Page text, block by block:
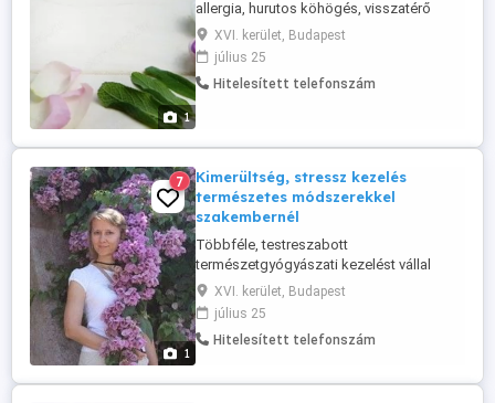
1
allergia, hurutos köhögés, visszatérő
megfázás vagy gyenge légzésfunkció
nehezíti a mindennapokat, természetes
úton is van segítség. Módszereim:
Reflexológia Akupresszúra a tüdő
Természetes ...
XVI. kerület, Budapest
július 25
Hitelesített telefonszám
1
7
Kimerültség, stressz kezelés
természetes módszerekkel
szakembernél
Többféle, testreszabott
természetgyógyászati kezelést vállal
szakember. Testi lelki holisztikus terápiák,
kulturált környezet, korrekt árak,
tömegközlekedéssel könnyű
megközelíthetőség, ingyenes parkolás.
XVI. kerület, Budapest
július 25
Hitelesített telefonszám